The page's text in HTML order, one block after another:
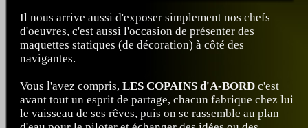
Il nous arrive aussi d'exposer simplement nos chefs
d'oeuvres, c'est aussi l'occasion de présenter des
maquettes statiques (de décoration) à côté des
navigantes.
Vous l'avez compris, LES COPAINS d'A-BORD c'est
avant tout un esprit de partage, chacun fabrique chez lui
le vaisseau de ses rêves, puis on se rassemble au plan